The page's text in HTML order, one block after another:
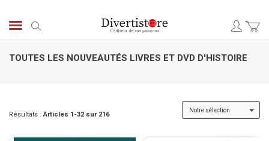
TOUTES LES NOUVEAUTÉS LIVRES ET DVD D'HISTOIRE
Résultats : Articles 1-32 sur 216